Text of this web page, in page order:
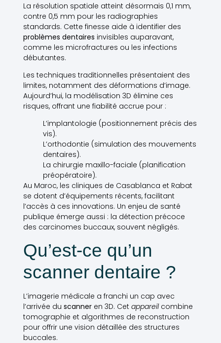
La résolution spatiale atteint désormais 0,1 mm,
contre 0,5 mm pour les radiographies
standards. Cette finesse aide à identifier des
problèmes dentaires invisibles auparavant,
comme les microfractures ou les infections
débutantes.
Les techniques traditionnelles présentaient des
limites, notamment des déformations d’image.
Aujourd’hui, la modélisation 3D élimine ces
risques, offrant une fiabilité accrue pour :
L’implantologie (positionnement précis des
vis).
L’orthodontie (simulation des mouvements
dentaires).
La chirurgie maxillo-faciale (planification
préopératoire).
Au Maroc, les cliniques de Casablanca et Rabat
se dotent d’équipements récents, facilitant
l’accès à ces innovations. Un enjeu de santé
publique émerge aussi : la détection précoce
des carcinomes buccaux, souvent négligés.
Qu’est-ce qu’un
scanner dentaire ?
L’imagerie médicale a franchi un cap avec
l’arrivée du scanneren 3D. Cet appareilcombine
tomographie et algorithmes de reconstruction
pour offrir une vision détaillée des structures
buccales.